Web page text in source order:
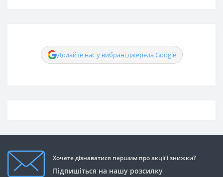
Додайте нас у вибрані джерела Google
Хочете дізнаватися першим про акції і знижки?
Підпишіться на нашу розсилку